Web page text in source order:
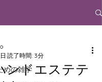
めの雑学
ンドエステテ
読了時間: 3分